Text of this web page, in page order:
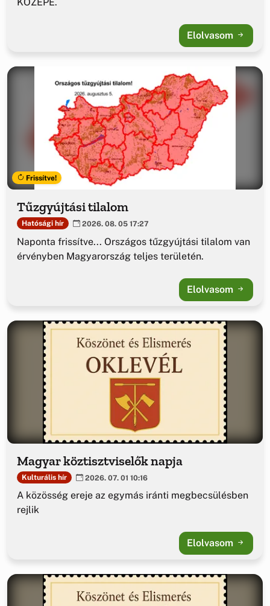
Elolvasom
Frissítve!
Tűzgyújtási tilalom
Hatósági hír 2026. 08. 05 17:27
Naponta frissítve... Országos tűzgyújtási tilalom van
érvényben Magyarország teljes területén.
Elolvasom
Magyar köztisztviselők napja
Kulturális hír 2026. 07. 01 10:16
A közösség ereje az egymás iránti megbecsülésben
rejlik
Elolvasom